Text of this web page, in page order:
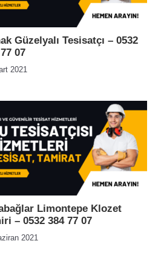
Güzelyalı Tesisatçı – 0532
07
2021
Limontepe Klozet
– 0532 384 77 07
2021